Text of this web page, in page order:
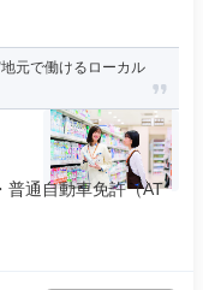
元で働けるローカル
普通自動車免許（AT